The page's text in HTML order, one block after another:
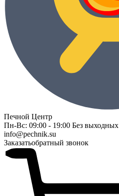
Печной Центр
Пн-Вс: 09:00 - 19:00 Без выходных
info@pechnik.su
Заказатьобратный звонок